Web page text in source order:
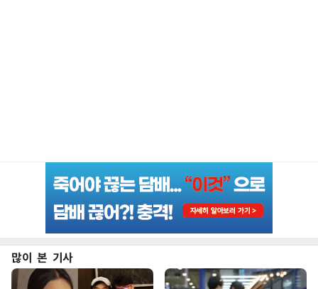
많이 본 기사